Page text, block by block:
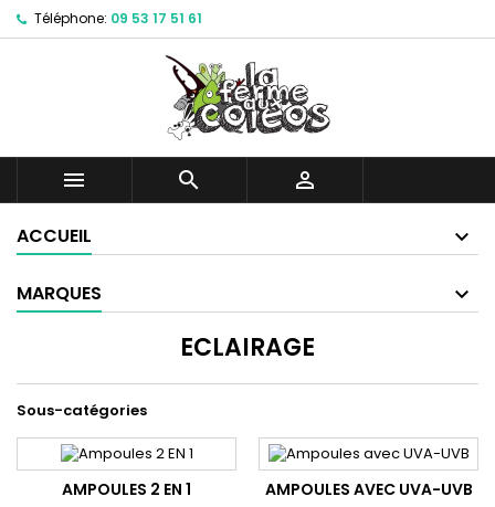
Téléphone: 09 53 17 51 61
  
ACCUEIL
MARQUES
ECLAIRAGE
Sous-catégories
AMPOULES 2 EN 1 AMPOULES AVEC UVA-UVB